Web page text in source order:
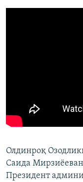
Олдинроқ
Саида
Президент